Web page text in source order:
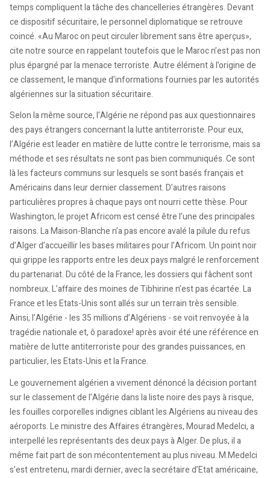
temps compliquent la tâche des chancelleries étrangères. Devant
ce dispositif sécuritaire, le personnel diplomatique se retrouve
coincé. «Au Maroc on peut circuler librement sans être aperçus»,
cite notre source en rappelant toutefois que le Maroc n’est pas non
plus épargné par la menace terroriste. Autre élément à l’origine de
ce classement, le manque d’informations fournies par les autorités
algériennes sur la situation sécuritaire.
Selon la même source, l’Algérie ne répond pas aux questionnaires
des pays étrangers concernant la lutte antiterroriste. Pour eux,
l’Algérie est leader en matière de lutte contre le terrorisme, mais sa
méthode et ses résultats ne sont pas bien communiqués. Ce sont
là les facteurs communs sur lesquels se sont basés français et
Américains dans leur dernier classement. D’autres raisons
particulières propres à chaque pays ont nourri cette thèse. Pour
Washington, le projet Africom est censé être l’une des principales
raisons. La Maison-Blanche n’a pas encore avalé la pilule du refus
d’Alger d’accueillir les bases militaires pour l’Africom. Un point noir
qui grippe les rapports entre les deux pays malgré le renforcement
du partenariat. Du côté de la France, les dossiers qui fâchent sont
nombreux. L’affaire des moines de Tibhirine n’est pas écartée. La
France et les Etats-Unis sont allés sur un terrain très sensible.
Ainsi, l’Algérie - les 35 millions d’Algériens - se voit renvoyée à la
tragédie nationale et, ô paradoxe! après avoir été une référence en
matière de lutte antiterroriste pour des grandes puissances, en
particulier, les Etats-Unis et la France.
Le gouvernement algérien a vivement dénoncé la décision portant
sur le classement de l’Algérie dans la liste noire des pays à risque,
les fouilles corporelles indignes ciblant les Algériens au niveau des
aéroports. Le ministre des Affaires étrangères, Mourad Medelci, a
interpellé les représentants des deux pays à Alger. De plus, il a
même fait part de son mécontentement au plus niveau. M.Medelci
s’est entretenu, mardi dernier, avec la secrétaire d’Etat américaine,